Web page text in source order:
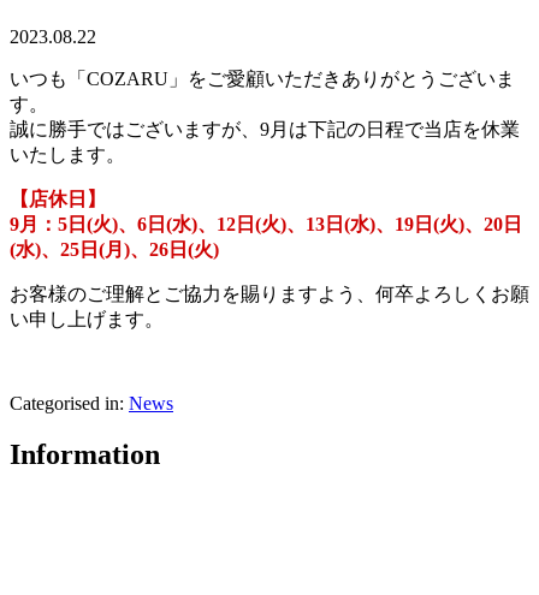
2023.08.22
いつも「COZARU」をご愛顧いただきありがとうございま
す。
誠に勝手ではございますが、9月は下記の日程で当店を休業
いたします。
【店休日】
9月：5日(火)、6日(水)、12日(火)、13日(水)、19日(火)、20日
(水)、25日(月)、26日(火)
お客様のご理解とご協力を賜りますよう、何卒よろしくお願
い申し上げます。
Categorised in: News
Information